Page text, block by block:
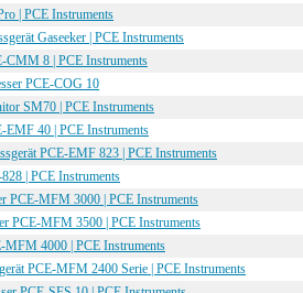
| PCE Instruments
Gaseeker | PCE Instruments
CMM 8 | PCE Instruments
PCE-COG 10
SM70 | PCE Instruments
EMF 40 | PCE Instruments
PCE-EMF 823 | PCE Instruments
| PCE Instruments
PCE-MFM 3000 | PCE Instruments
PCE-MFM 3500 | PCE Instruments
MFM 4000 | PCE Instruments
PCE-MFM 2400 Serie | PCE Instruments